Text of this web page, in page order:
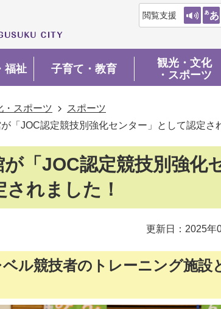
閲覧支援
福祉 子育て・教育
観光・文化
・スポーツ
・スポーツ
スポーツ
「JOC認定競技別強化センター」として認定さ
「JOC認定競技別強化
れました！
更新日：2025年
ル競技者のトレーニング施設